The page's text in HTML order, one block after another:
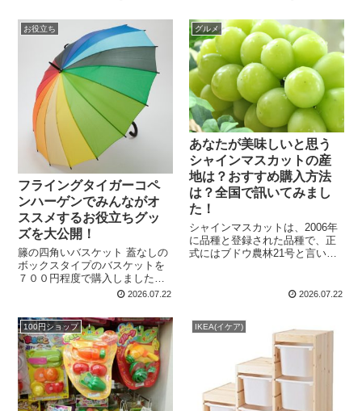
用して実際に腰痛や市政が改善
されたという方々に、 座るタイ
プとベルトタイプの２タイプ
た！ 総勢３０人の方に聞いた体
験と使用方法はきっと...
お役立ち
フライングタイガーコペ
ンハーゲンでみんながオ
ススメするお役立ちグッ
ズを大公開！
籐の四角いバスケット 蓋なしの
ボックスタイプのバスケットを
７００円程度で購入しました。
サイズは３０ｃｍｘ２５ｃｍ程
のものは使用していると切れて
きたりするのですが、こちらは
編み込みをしているもので...
2026.07.22
グルメ
あなたが美味しいと思う
シャインマスカットの産
地は？おすすめ購入方法
は？全国で訊いてみまし
た！
シャインマスカットは、2006年
に品種と登録された品種で、正
式にはブドウ農林21号と言いま
みであるという事です。 ヨーロ
2026.07.22
100円ショップ IKEA(イケア)